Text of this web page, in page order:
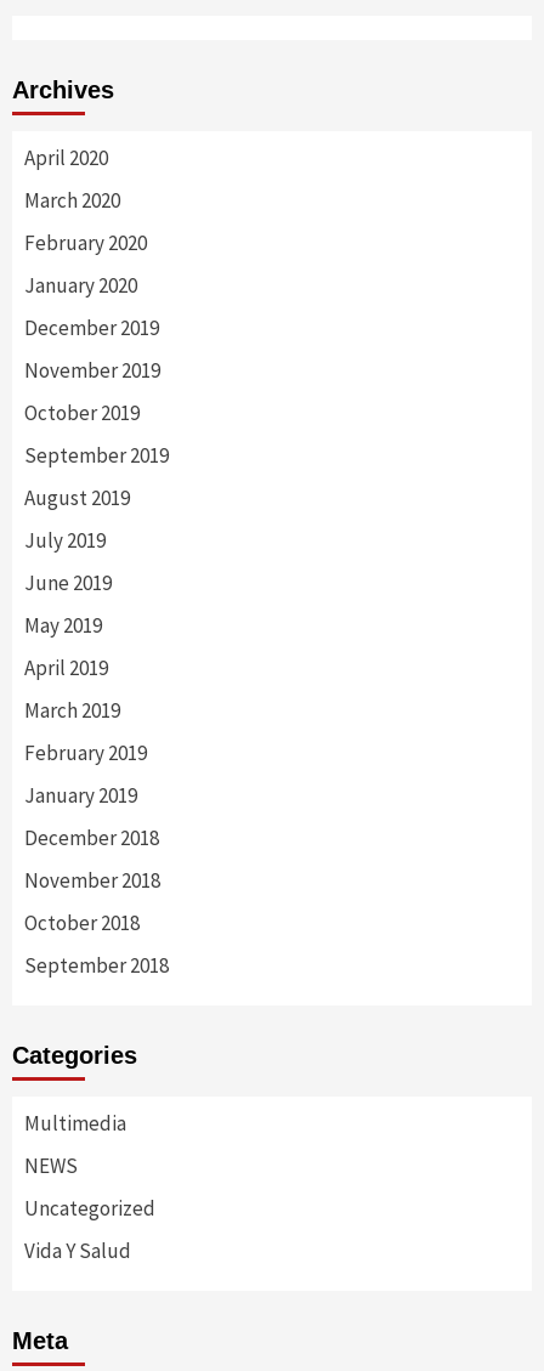
Archives
April 2020
March 2020
February 2020
January 2020
December 2019
November 2019
October 2019
September 2019
August 2019
July 2019
June 2019
May 2019
April 2019
March 2019
February 2019
January 2019
December 2018
November 2018
October 2018
September 2018
Categories
Multimedia
NEWS
Uncategorized
Vida Y Salud
Meta